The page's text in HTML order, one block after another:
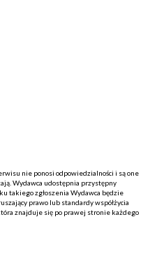
nie ponosi odpowiedzialności i są one
Wydawca udostępnia przystępny
takiego zgłoszenia Wydawca będzie
prawo lub standardy współżycia
znajduje się po prawej stronie każdego